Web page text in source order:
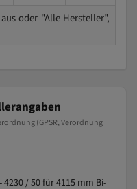
oder "Alle Hersteller",
(GPSR, Verordnung
4230 / 50 für 4115 mm Bi-